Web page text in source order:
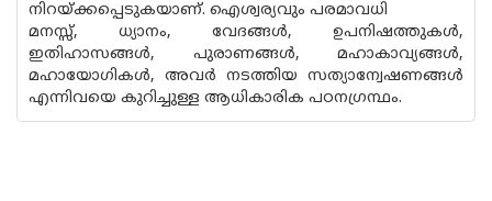
നിറയ്ക്കപ്പെടുകയാണ്. ഐശ്വര്യവും പരമാവധി
മനസ്സ്, ധ്യാനം, വേദങ്ങൾ, ഉപനിഷത്തുകൾ,
ഇതിഹാസങ്ങൾ, പുരാണങ്ങൾ, മഹാകാവ്യങ്ങൾ,
മഹായോഗികൾ, അവർ നടത്തിയ സത്യാന്വേഷണങ്ങൾ
എന്നിവയെ കുറിച്ചുള്ള ആധികാരിക പഠനഗ്രന്ഥം.